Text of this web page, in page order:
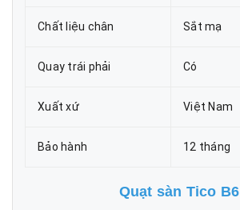
Chất liệu chân Sắt mạ
Quay trái phải Có
Xuất xứ Việt Nam
Bảo hành 12 tháng
Quạt sàn Tico B6